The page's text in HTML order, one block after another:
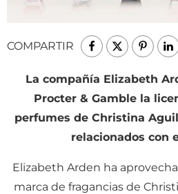
COMPARTIR
La compañía Elizabeth
Procter & Gamble la
perfumes de Christina
relacionados con
Elizabeth Arden ha
marca de fragancias de